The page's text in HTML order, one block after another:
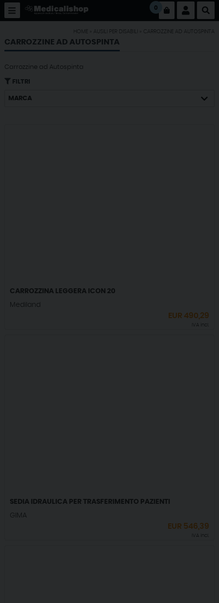
0
HOME AUSILI PER DISABILI CARROZZINE AD AUTOSPINTA
CARROZZINE AD AUTOSPINTA
Carrozzine ad Autospinta
FILTRI
MARCA
CARROZZINA LEGGERA ICON 20
Mediland
EUR 490,29
IVA incl.
SEDIA IDRAULICA PER TRASFERIMENTO PAZIENTI
GIMA
EUR 546,39
IVA incl.